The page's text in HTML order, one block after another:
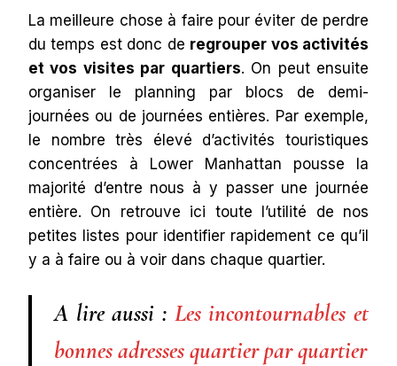
La meilleure chose à faire pour éviter de perdre
du temps est donc de regrouper vos activités
et vos visites par quartiers. On peut ensuite
organiser le planning par blocs de demi-
journées ou de journées entières. Par exemple,
le nombre très élevé d’activités touristiques
concentrées à Lower Manhattan pousse la
majorité d’entre nous à y passer une journée
entière. On retrouve ici toute l’utilité de nos
petites listes pour identifier rapidement ce qu’il
y a à faire ou à voir dans chaque quartier.
A lire aussi : Les incontournables et
bonnes adresses quartier par quartier